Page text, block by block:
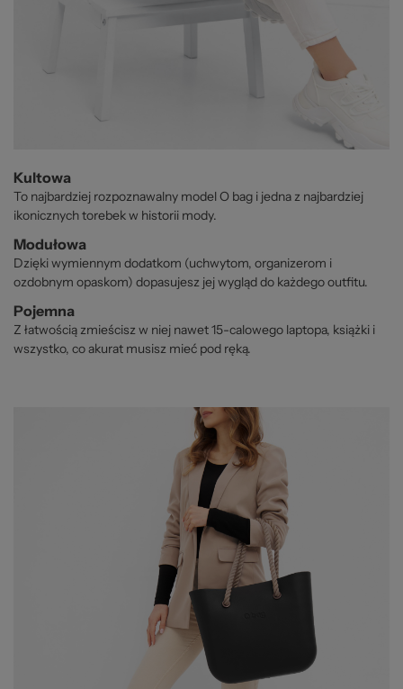
Kultowa
To najbardziej rozpoznawalny model O bag i jedna z najbardziej
ikonicznych torebek w historii mody.
Modułowa
Dzięki wymiennym dodatkom (uchwytom, organizerom i
ozdobnym opaskom) dopasujesz jej wygląd do każdego outfitu.
Pojemna
Z łatwością zmieścisz w niej nawet 15-calowego laptopa, książki i
wszystko, co akurat musisz mieć pod ręką.